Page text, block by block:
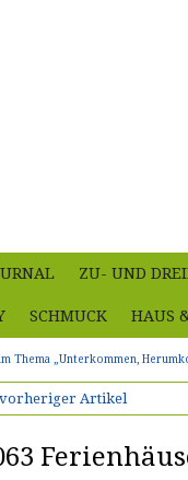
ZU- UND
SCHMUCK HAUS
Thema „Unterkommen,
vorheriger Artikel